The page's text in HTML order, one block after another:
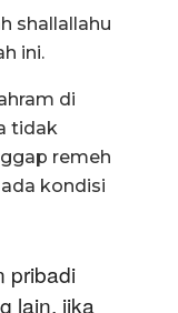
shallallahu
ini.
di
tidak
remeh
kondisi
pribadi
lain, jika